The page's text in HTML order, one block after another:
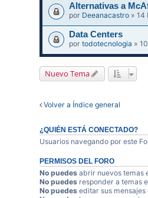
Alternativas a
por Deeanacastro » 14
Data Centers
portodotecnologia »
Nuevo Tema
Volver a Índice general
¿QUIÉN ESTÁ CONECTADO?
Usuarios navegando por este
PERMISOS DEL FORO
No puedes abrir nuevos temas
No puedes responder a temas
No puedes editar sus mensajes